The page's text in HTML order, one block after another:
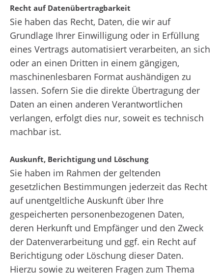
Recht auf Daten­übertrag­barkeit
Sie haben das Recht, Daten, die wir auf
Grundlage Ihrer Einwilligung oder in Erfüllung
eines Vertrags automatisiert verarbeiten, an sich
oder an einen Dritten in einem gängigen,
maschinenlesbaren Format aushändigen zu
lassen. Sofern Sie die direkte Übertragung der
Daten an einen anderen Verantwortlichen
verlangen, erfolgt dies nur, soweit es technisch
machbar ist.
Auskunft, Berichtigung und Löschung
Sie haben im Rahmen der geltenden
gesetzlichen Bestimmungen jederzeit das Recht
auf unentgeltliche Auskunft über Ihre
gespeicherten personenbezogenen Daten,
deren Herkunft und Empfänger und den Zweck
der Datenverarbeitung und ggf. ein Recht auf
Berichtigung oder Löschung dieser Daten.
Hierzu sowie zu weiteren Fragen zum Thema